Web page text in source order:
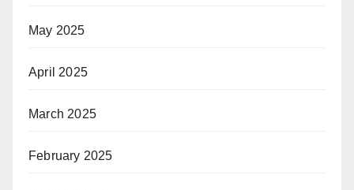
May 2025
April 2025
March 2025
February 2025